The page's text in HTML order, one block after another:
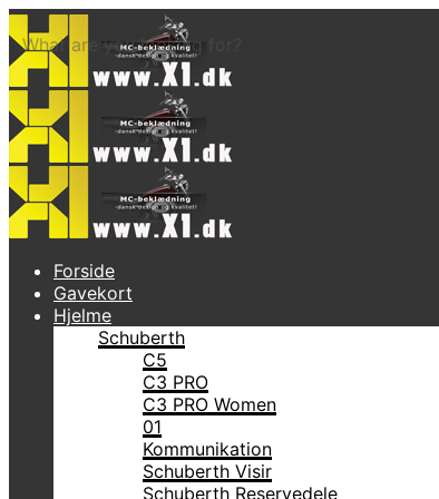
Forside
Gavekort
Hjelme
Schuberth
C5
C3 PRO
C3 PRO Women
01
Kommunikation
Schuberth Visir
Schuberth Reservedele
What are you looking for?